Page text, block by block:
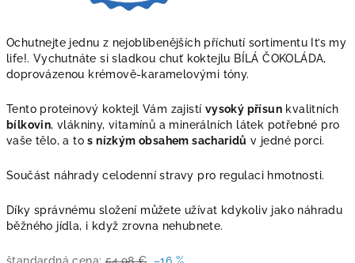
Ochutnejte jednu z nejoblíbenějších příchutí sortimentu It’s my
life!. Vychutnáte si sladkou chuť koktejlu BÍLÁ ČOKOLÁDA,
doprovázenou krémově-karamelovými tóny.
Tento proteinový koktejl Vám zajistí vysoký přísun kvalitních
bílkovin, vlákniny, vitamínů a minerálních látek potřebné pro
vaše tělo, a tos nízkým obsahem sacharidů v jedné porci.
Součást náhrady celodenní stravy pro regulaci hmotnosti.
Díky správnému složení můžete užívat kdykoliv jako náhradu
běžného jídla, i když zrovna nehubnete.